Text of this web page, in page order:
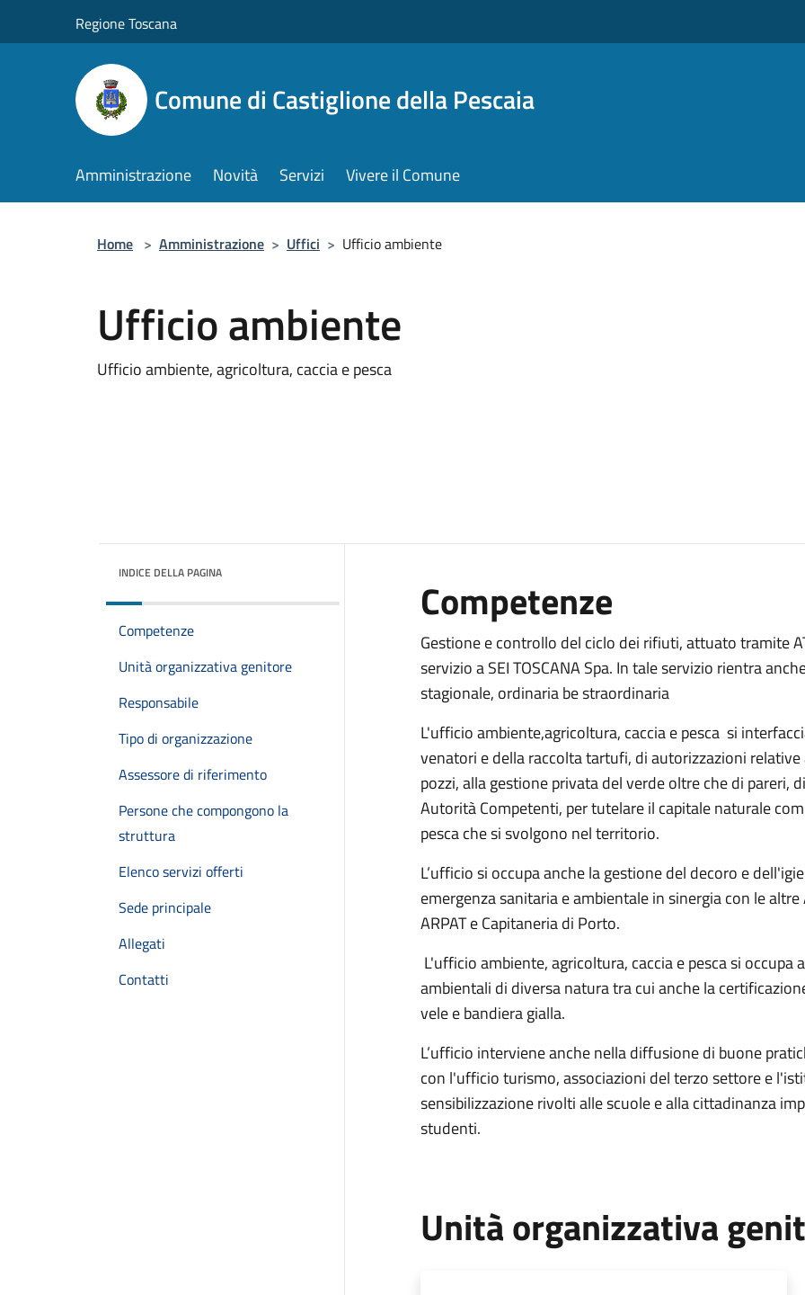
Regione Toscana
Comune di Castiglione della Pescaia
Amministrazione Novità Servizi Vivere il Comune
Home > Amministrazione > Uffici > Ufficio ambiente
Ufficio ambiente
Ufficio ambiente, agricoltura, caccia e pesca
INDICE DELLA PAGINA
Competenze
Unità organizzativa genitore
Responsabile
Tipo di organizzazione
Assessore di riferimento
Persone che compongono la
struttura
Elenco servizi offerti
Sede principale
Allegati
Contatti
Competenze
Gestione e controllo del ciclo dei rifiuti, attuato tramite
servizio a SEI TOSCANA Spa. In tale servizio rientra
stagionale, ordinaria be straordinaria
L'ufficio ambiente,agricoltura, caccia e pesca si
venatori e della raccolta tartufi, di autorizzazioni
pozzi, alla gestione privata del verde oltre che di pareri,
Autorità Competenti, per tutelare il capitale naturale
pesca che si svolgono nel territorio.
L’ufficio si occupa anche la gestione del decoro e
emergenza sanitaria e ambientale in sinergia con le
ARPAT e Capitaneria di Porto.
L'ufficio ambiente, agricoltura, caccia e pesca si
ambientali di diversa natura tra cui anche la
vele e bandiera gialla.
L’ufficio interviene anche nella diffusione di buone
con l'ufficio turismo, associazioni del terzo settore e
sensibilizzazione rivolti alle scuole e alla cittadinanza
studenti.
Unità organizzativa